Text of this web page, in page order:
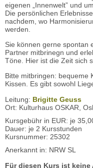
eigenen „Innenwelt” und
Die persönlichen
nachdem, wo
werden.
Sie können gerne spontan
Partner mitbrinegn und
Töne. Hier ist die Zeit sich
Bitte mitbringen: bequeme
Kissen. Es gibt sowohl
Leitung: Brigitte Geuss
Ort: Kulturhaus OSKAR,
Kursgebühr in EUR: je
Dauer: je 2 Kursstunden
Kursnummer: 25302
Anerkannt in: NRW SL
Für diesen Kurs ist